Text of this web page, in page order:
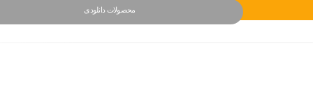
محصولات دانلودی